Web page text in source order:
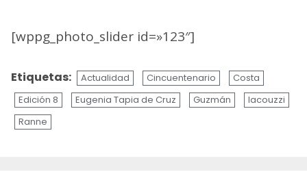
[wppg_photo_slider id=»123″]
Etiquetas: Actualidad Cincuentenario
Costa
Edición 8
Eugenia Tapia de Cruz Guzmán
Iacouzzi
Ranne